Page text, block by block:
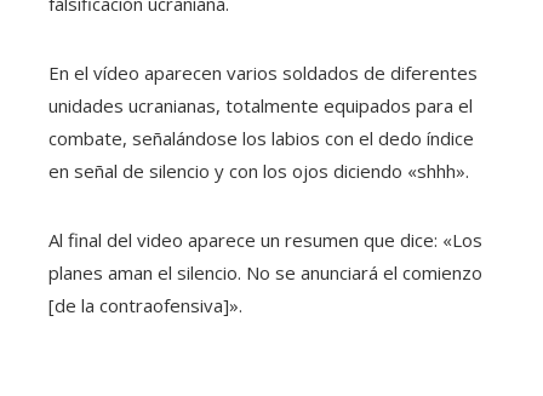
En el vídeo aparecen varios soldados de diferentes
unidades ucranianas, totalmente equipados para el
combate, señalándose los labios con el dedo índice
en señal de silencio y con los ojos diciendo «shhh».
Al final del video aparece un resumen que dice: «Los
planes aman el silencio. No se anunciará el comienzo
[de la contraofensiva]».